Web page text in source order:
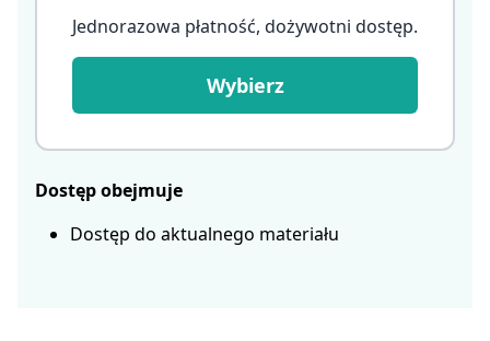
Jednorazowa płatność, dożywotni dostęp.
Wybierz
Dostęp obejmuje
Dostęp do aktualnego materiału